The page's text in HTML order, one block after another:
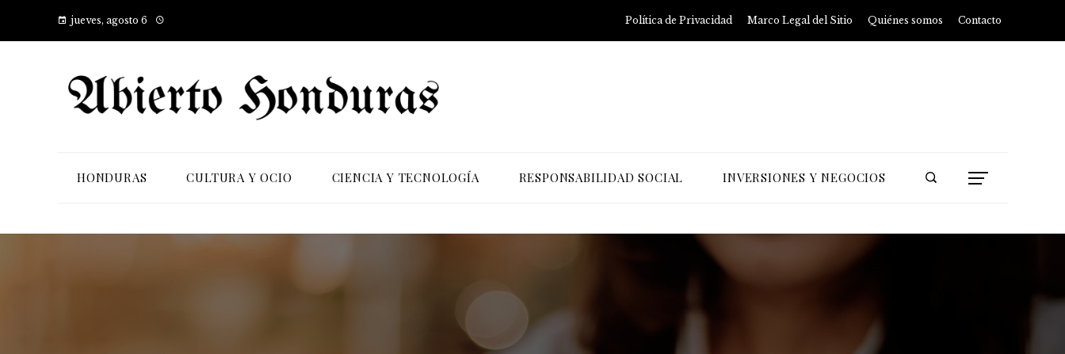
jueves, agosto 6 Política de Privacidad Marco Legal del Sitio Quiénes somos Contacto
HONDURAS CULTURA Y OCIO CIENCIA Y TECNOLOGÍA RESPONSABILIDAD SOCIAL INVERSIONES Y NEGOCIOS